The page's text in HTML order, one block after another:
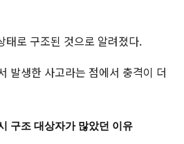
태로 구조된 것으로 알려졌다.
발생한 사고라는 점에서 충격이 더
구조 대상자가 많았던 이유